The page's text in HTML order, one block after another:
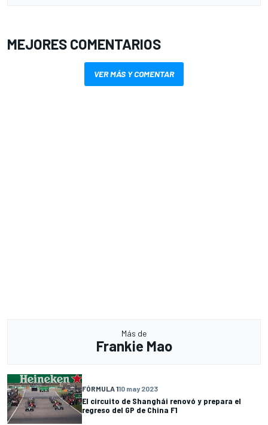
MEJORES COMENTARIOS
VER MÁS Y COMENTAR
Más de
Frankie Mao
FÓRMULA 110 may 2023
El circuito de Shanghái renovó y prepara el
regreso del GP de China F1